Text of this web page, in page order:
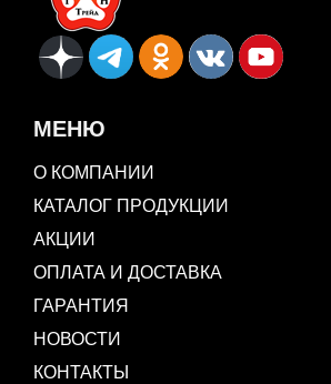
МЕНЮ
О КОМПАНИИ
КАТАЛОГ ПРОДУКЦИИ
АКЦИИ
ОПЛАТА И ДОСТАВКА
ГАРАНТИЯ
НОВОСТИ
КОНТАКТЫ